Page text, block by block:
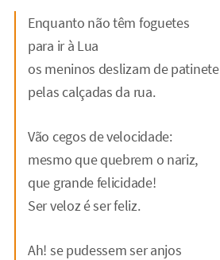
Enquanto não têm foguetes
para ir à Lua
os meninos deslizam de patinete
pelas calçadas da rua.
Vão cegos de velocidade:
mesmo que quebrem o nariz,
que grande felicidade!
Ser veloz é ser feliz.
Ah! se pudessem ser anjos